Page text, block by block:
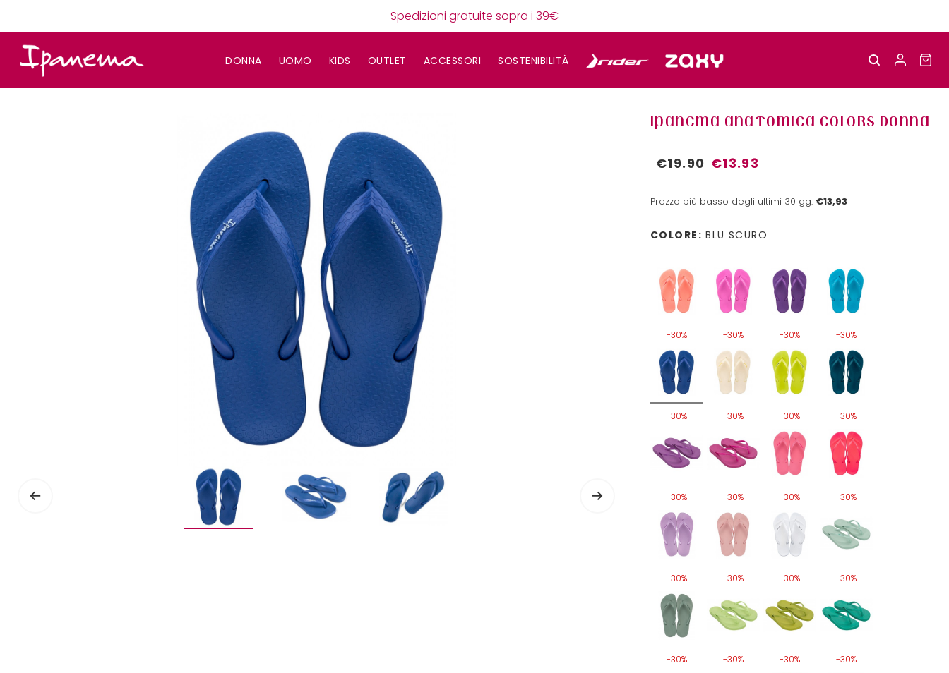
Spedizioni gratuite sopra i 39€
DONNA UOMO KIDS OUTLET ACCESSORI SOSTENIBILITÀ
IPANEMA ANATOMICA COLORS DONNA
€19.90 €13.93
Prezzo più basso degli ultimi 30 gg: €13,93
COLORE: BLU SCURO
-30% -30% -30% -30%
-30% -30% -30% -30%
-30% -30% -30% -30%
-30% -30% -30% -30%
-30% -30% -30% -30%